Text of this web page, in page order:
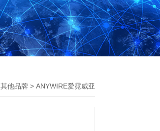
其他品牌 > ANYWIRE爱霓威亚